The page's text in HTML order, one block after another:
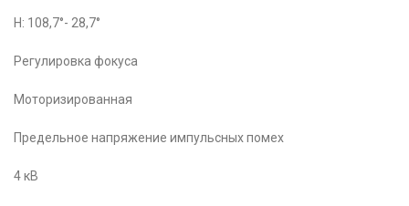
H: 108,7°- 28,7°
Регулировка фокуса
Моторизированная
Предельное напряжение импульсных помех
4 кВ